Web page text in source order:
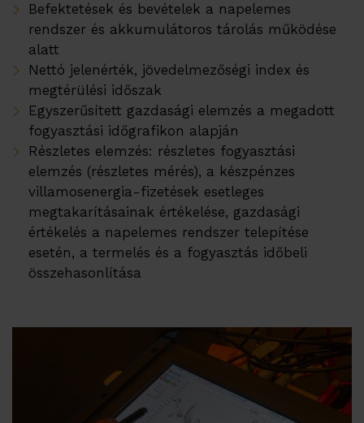
Befektetések és bevételek a napelemes
rendszer és akkumulátoros tárolás működése
alatt
Nettó jelenérték, jövedelmezőségi index és
megtérülési időszak
Egyszerűsített gazdasági elemzés a megadott
fogyasztási időgrafikon alapján
Részletes elemzés: részletes fogyasztási
elemzés (részletes mérés), a készpénzes
villamosenergia-fizetések esetleges
megtakarításainak értékelése, gazdasági
értékelés a napelemes rendszer telepítése
esetén, a termelés és a fogyasztás időbeli
összehasonlítása